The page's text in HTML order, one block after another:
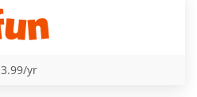
3.99/yr